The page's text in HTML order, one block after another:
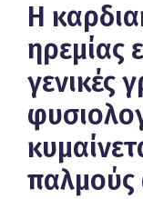
Η
ηρεμίας
γενικές
παλμούς